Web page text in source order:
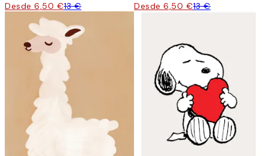
Desde 6,50 €13 € Desde 6,50 €13 €